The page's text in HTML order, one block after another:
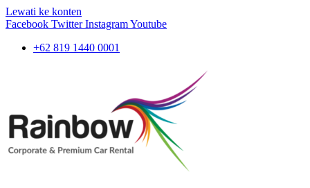
Lewati ke konten
Facebook Twitter InstagramYoutube
+62 819 1440 0001